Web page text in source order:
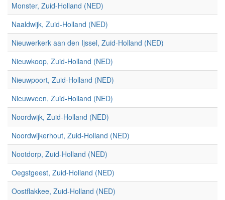
Monster, Zuid-Holland (NED)
Naaldwijk, Zuid-Holland (NED)
Nieuwerkerk aan den Ijssel, Zuid-Holland (NED)
Nieuwkoop, Zuid-Holland (NED)
Nieuwpoort, Zuid-Holland (NED)
Nieuwveen, Zuid-Holland (NED)
Noordwijk, Zuid-Holland (NED)
Noordwijkerhout, Zuid-Holland (NED)
Nootdorp, Zuid-Holland (NED)
Oegstgeest, Zuid-Holland (NED)
Oostflakkee, Zuid-Holland (NED)